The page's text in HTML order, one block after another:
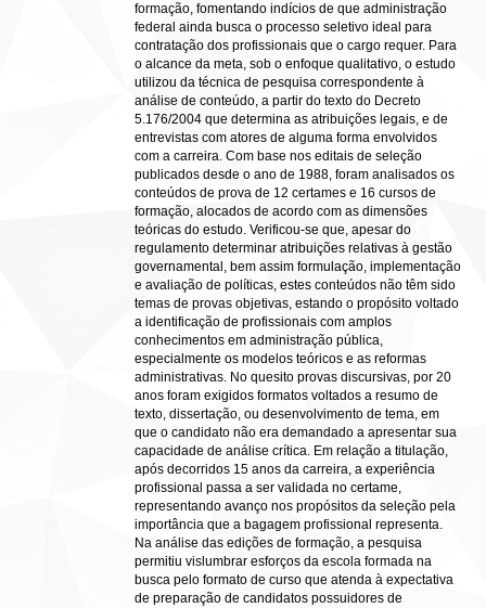
formação, fomentando indícios de que administração
federal ainda busca o processo seletivo ideal para
contratação dos profissionais que o cargo requer. Para
o alcance da meta, sob o enfoque qualitativo, o estudo
utilizou da técnica de pesquisa correspondente à
análise de conteúdo, a partir do texto do Decreto
5.176/2004 que determina as atribuições legais, e de
entrevistas com atores de alguma forma envolvidos
com a carreira. Com base nos editais de seleção
publicados desde o ano de 1988, foram analisados os
conteúdos de prova de 12 certames e 16 cursos de
formação, alocados de acordo com as dimensões
teóricas do estudo. Verificou-se que, apesar do
regulamento determinar atribuições relativas à gestão
governamental, bem assim formulação, implementação
e avaliação de políticas, estes conteúdos não têm sido
temas de provas objetivas, estando o propósito voltado
a identificação de profissionais com amplos
conhecimentos em administração pública,
especialmente os modelos teóricos e as reformas
administrativas. No quesito provas discursivas, por 20
anos foram exigidos formatos voltados a resumo de
texto, dissertação, ou desenvolvimento de tema, em
que o candidato não era demandado a apresentar sua
capacidade de análise crítica. Em relação a titulação,
após decorridos 15 anos da carreira, a experiência
profissional passa a ser validada no certame,
representando avanço nos propósitos da seleção pela
importância que a bagagem profissional representa.
Na análise das edições de formação, a pesquisa
permitiu vislumbrar esforços da escola formada na
busca pelo formato de curso que atenda à expectativa
de preparação de candidatos possuidores de